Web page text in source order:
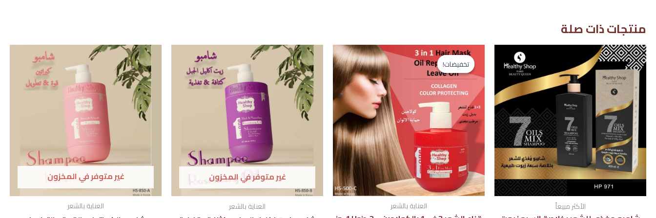
منتجات ذات صلة
الأكثر مبيعاً
تخفيضات!
تخفيضات!
العناية بالشعر
السعر
الأصلي
السعر
الحالي
هو:
د.إ49.00.
هناك
العديد
من
الأشكال
المختلفة
لهذا
المنتج.
يمكن
اختيار
الخيارات
على
صفحة
غير متوفر في المخزون
العناية بالشعر
غير متوفر في المخزون
العناية بالشعر